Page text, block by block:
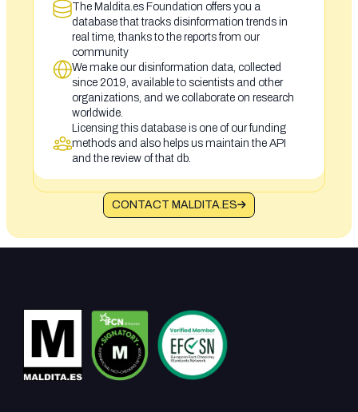
The Maldita.es Foundation offers you a
database that tracks disinformation trends in
real time, thanks to the reports from our
community
We make our disinformation data, collected
since 2019, available to scientists and other
organizations, and we collaborate on research
worldwide.
Licensing this database is one of our funding
methods and also helps us maintain the API
and the review of that db.
CONTACT MALDITA.ES